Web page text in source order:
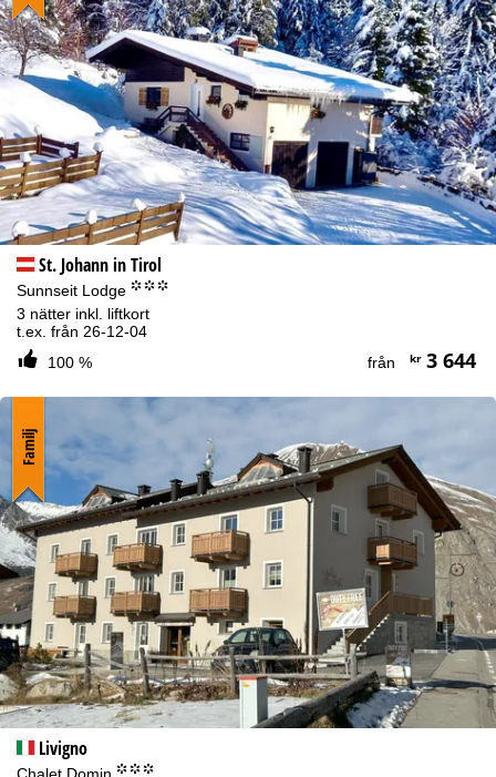
St. Johann in Tirol
Sunnseit Lodge °°°
3 nätter inkl. liftkort
t.ex. från 26-12-04
100 %
från kr3 644
Livigno
°°°
Familj